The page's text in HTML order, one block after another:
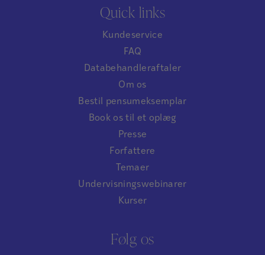
Quick links
Kundeservice
FAQ
Databehandleraftaler
Om os
Bestil pensumeksemplar
Book os til et oplæg
Presse
Forfattere
Temaer
Undervisningswebinarer
Kurser
Følg os